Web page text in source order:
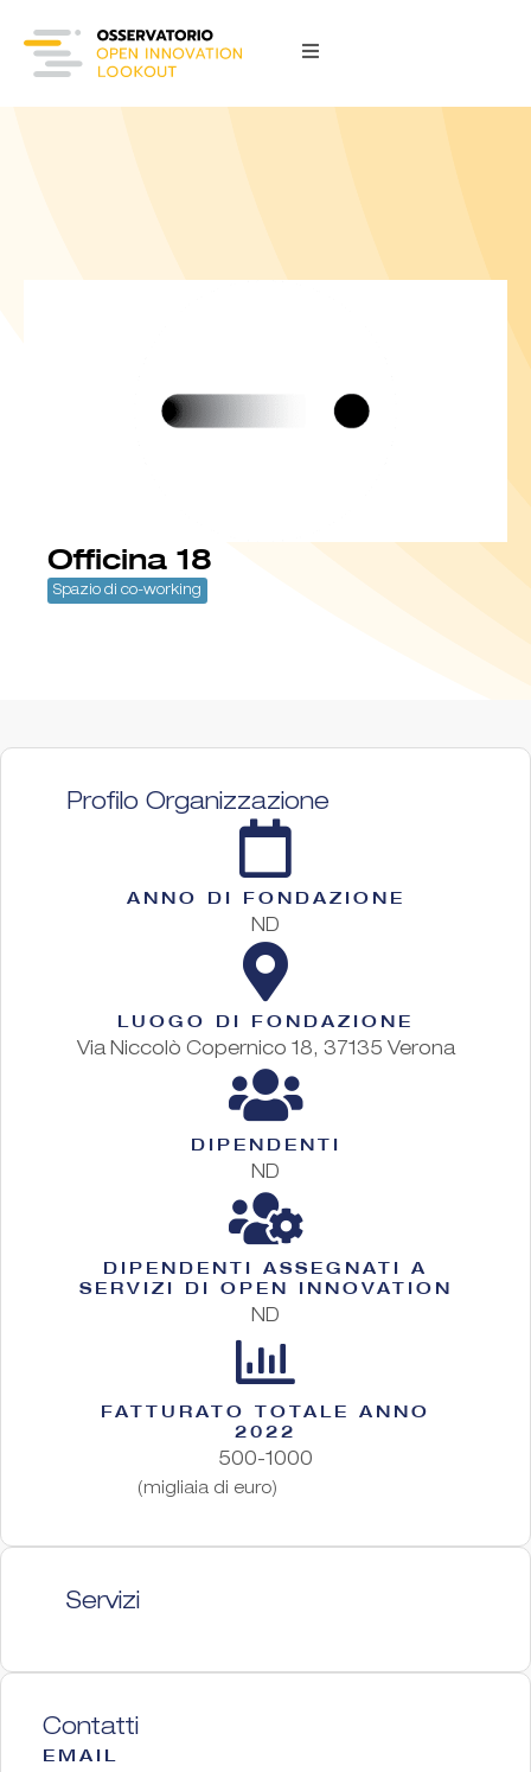
Officina 18
Spazio di co-working
Profilo Organizzazione
ANNO DI FONDAZIONE
ND
LUOGO DI FONDAZIONE
Via Niccolò Copernico 18, 37135 Verona
DIPENDENTI
ND
DIPENDENTI ASSEGNATI A
SERVIZI DI OPEN INNOVATION
ND
FATTURATO TOTALE ANNO
2022
500-1000
(migliaia di euro)
Servizi
Contatti
EMAIL